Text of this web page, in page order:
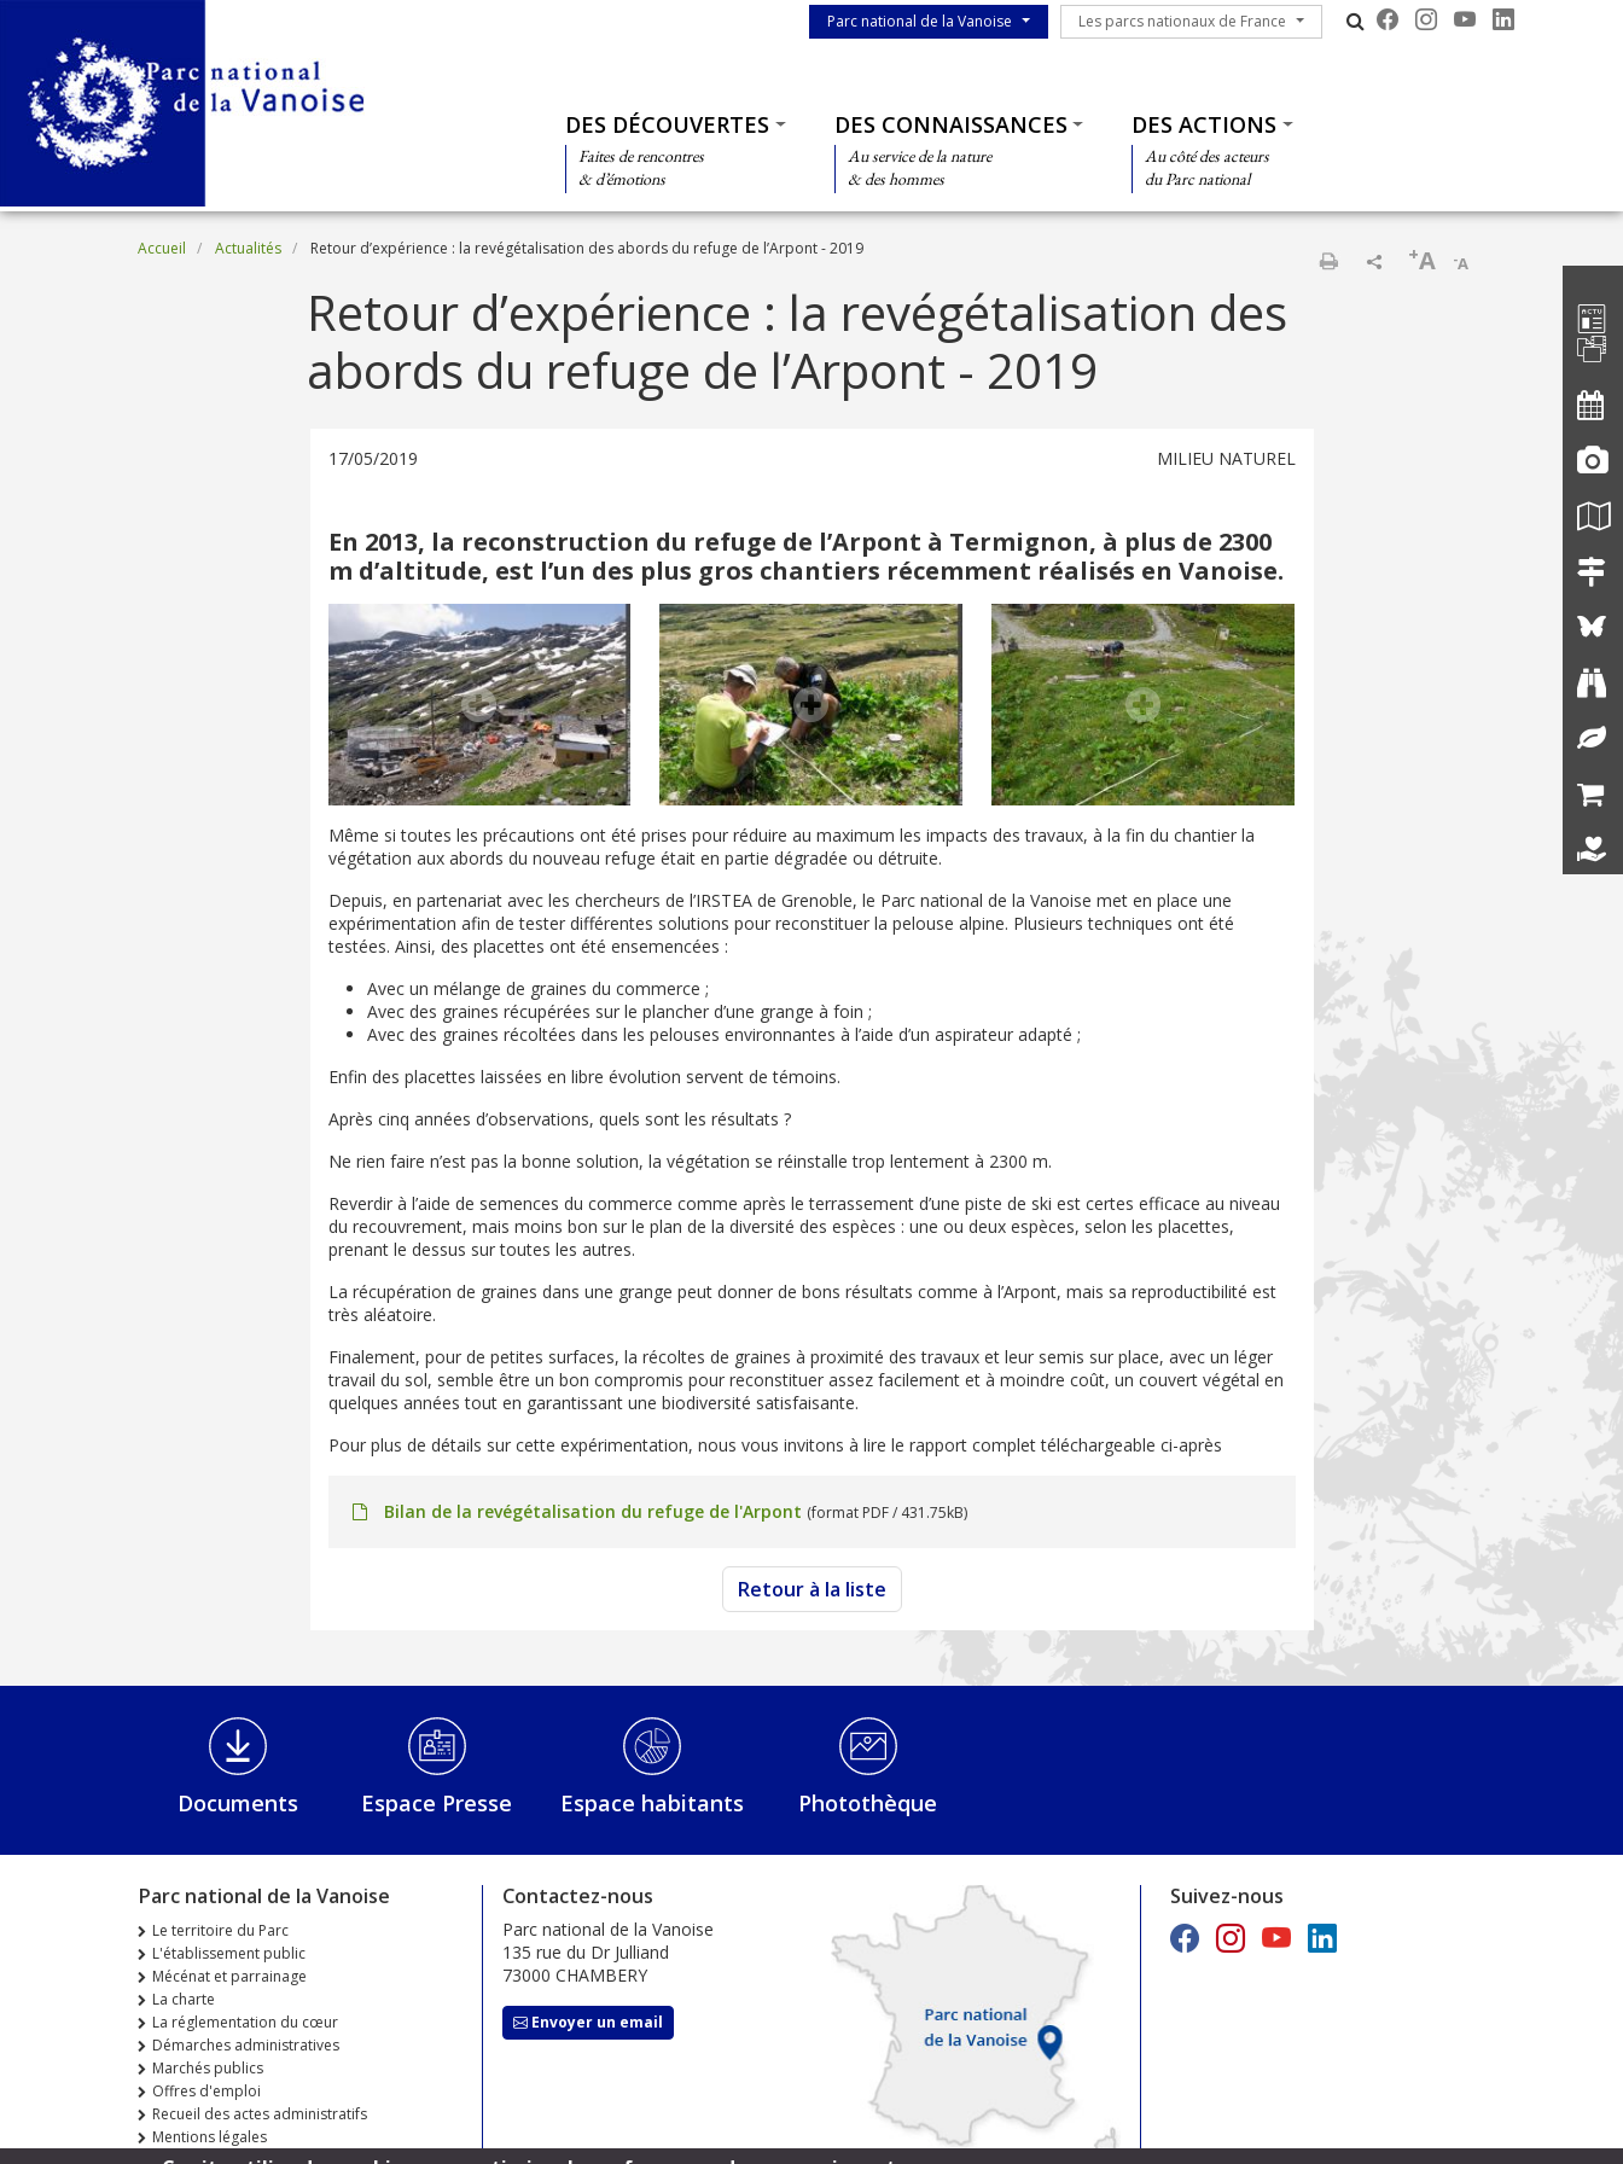
Menu du parc
Parc national de la Vanoise Les parcs nationaux de France
Les parcs nationaux de France
DES DÉCOUVERTES
Faites de rencontres
& d’émotions
DES CONNAISSANCES
Au service de la nature
& des hommes
DES ACTIONS
Au côté des acteurs
du Parc national
Fil d'Ariane
Accueil Actualités Retour d’expérience : la revégétalisation des abords du refuge de l’Arpont - 2019
-A
+A
Retour d’expérience : la revégétalisation des
abords du refuge de l’Arpont - 2019
17/05/2019 MILIEU NATUREL
En 2013, la reconstruction du refuge de l’Arpont à Termignon, à plus de 2300
m d’altitude, est l’un des plus gros chantiers récemment réalisés en Vanoise.
Même si toutes les précautions ont été prises pour réduire au maximum les impacts des travaux, à la fin du chantier la
végétation aux abords du nouveau refuge était en partie dégradée ou détruite.
Depuis, en partenariat avec les chercheurs de l’IRSTEA de Grenoble, le Parc national de la Vanoise met en place une
expérimentation afin de tester différentes solutions pour reconstituer la pelouse alpine. Plusieurs techniques ont été
testées. Ainsi, des placettes ont été ensemencées :
Avec un mélange de graines du commerce ;
Avec des graines récupérées sur le plancher d’une grange à foin ;
Avec des graines récoltées dans les pelouses environnantes à l’aide d’un aspirateur adapté ;
Enfin des placettes laissées en libre évolution servent de témoins.
Après cinq années d’observations, quels sont les résultats ?
Ne rien faire n’est pas la bonne solution, la végétation se réinstalle trop lentement à 2300 m.
Reverdir à l’aide de semences du commerce comme après le terrassement d’une piste de ski est certes efficace au niveau
du recouvrement, mais moins bon sur le plan de la diversité des espèces : une ou deux espèces, selon les placettes,
prenant le dessus sur toutes les autres.
La récupération de graines dans une grange peut donner de bons résultats comme à l’Arpont, mais sa reproductibilité est
très aléatoire.
Finalement, pour de petites surfaces, la récoltes de graines à proximité des travaux et leur semis sur place, avec un léger
travail du sol, semble être un bon compromis pour reconstituer assez facilement et à moindre coût, un couvert végétal en
quelques années tout en garantissant une biodiversité satisfaisante.
Pour plus de détails sur cette expérimentation, nous vous invitons à lire le rapport complet téléchargeable ci-après
Bilan de la revégétalisation du refuge de l'Arpont (format PDF / 431.75kB)
Retour à la liste
Médiathèque Footer
Documents Espace Presse Espace habitants Photothèque
Parc national de la Vanoise
Le territoire du Parc
L'établissement public
Mécénat et parrainage
La charte
La réglementation du cœur
Démarches administratives
Marchés publics
Offres d'emploi
Recueil des actes administratifs
Mentions légales
Contactez-nous
Parc national de la Vanoise
135 rue du Dr Julliand
73000 CHAMBERY
Envoyer un email
Suivez-nous